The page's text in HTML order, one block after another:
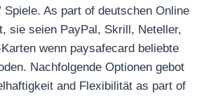
Spiele. As part of deutschen Online
sie seien PayPal, Skrill, Neteller,
wenn paysafecard beliebte
Nachfolgende Optionen gebot
and Flexibilität as part of